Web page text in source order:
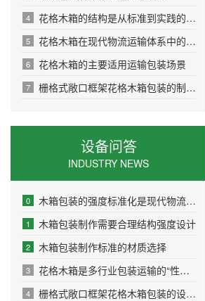
4 花格木箱的结构是从标准到实践的精密设计
5 花格木箱在现代物流运输体系中的实用优势
6 花格木箱的主要适用运输包装场景
7 栅格式敞口框架花格木箱包装的制作流程
设备问答
INDUSTRY NEWS
0 木箱包装的强度标准化是现代物流安全的基石
1 木箱包装制作需要合理结构强度设计
2 木箱包装制作标准的材质选择
3 花格木箱是多行业包装运输的“性价比之选”
4 栅格式敞口框架花格木箱包装的设计原则